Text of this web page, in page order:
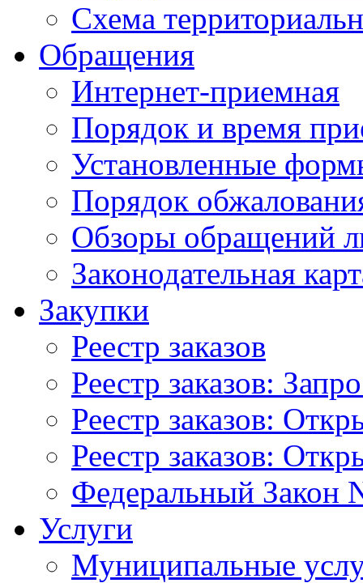
Схема
Обращения
Интернет-приемная
Порядок и время
Установленные
Порядок
Обзоры обращений
Законодательная
Закупки
Реестр заказов
Реестр заказов:
Реестр заказов:
Реестр заказов:
Федеральный Закон
Услуги
Муниципальные